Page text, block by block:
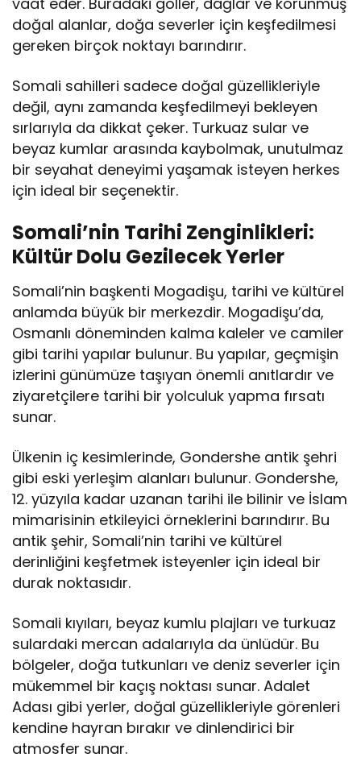
doğal alanlar, doğa severler için keşfedilmesi
gereken birçok noktayı barındırır.
Somali sahilleri sadece doğal güzellikleriyle
değil, aynı zamanda keşfedilmeyi bekleyen
sırlarıyla da dikkat çeker. Turkuaz sular ve
beyaz kumlar arasında kaybolmak, unutulmaz
bir seyahat deneyimi yaşamak isteyen herkes
için ideal bir seçenektir.
Somali’nin Tarihi Zenginlikleri:
Kültür Dolu Gezilecek Yerler
Somali’nin başkenti Mogadişu, tarihi ve kültürel
anlamda büyük bir merkezdir. Mogadişu’da,
Osmanlı döneminden kalma kaleler ve camiler
gibi tarihi yapılar bulunur. Bu yapılar, geçmişin
izlerini günümüze taşıyan önemli anıtlardır ve
ziyaretçilere tarihi bir yolculuk yapma fırsatı
sunar.
Ülkenin iç kesimlerinde, Gondershe antik şehri
gibi eski yerleşim alanları bulunur. Gondershe,
12. yüzyıla kadar uzanan tarihi ile bilinir ve İslam
mimarisinin etkileyici örneklerini barındırır. Bu
antik şehir, Somali’nin tarihi ve kültürel
derinliğini keşfetmek isteyenler için ideal bir
durak noktasıdır.
Somali kıyıları, beyaz kumlu plajları ve turkuaz
sulardaki mercan adalarıyla da ünlüdür. Bu
bölgeler, doğa tutkunları ve deniz severler için
mükemmel bir kaçış noktası sunar. Adalet
Adası gibi yerler, doğal güzellikleriyle görenleri
kendine hayran bırakır ve dinlendirici bir
atmosfer sunar.